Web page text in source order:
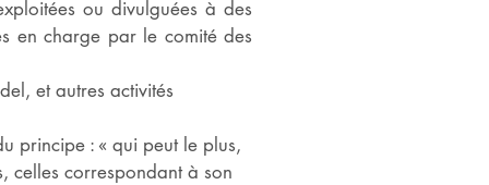
ou divulguées à des
en charge par le comité des
et autres activités
principe : « qui peut le plus,
celles correspondant à son